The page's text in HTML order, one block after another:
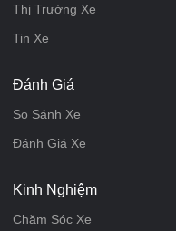
Thị Trường Xe
Tin Xe
Đánh Giá
So Sánh Xe
Đánh Giá Xe
Kinh Nghiệm
Chăm Sóc Xe